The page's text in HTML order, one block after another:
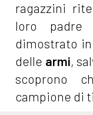
ragazzini
loro
dimostrato in
delle armi,
scoprono
campione di